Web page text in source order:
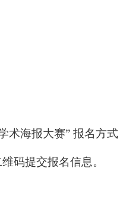
术海报大赛” 报名方
码提交报名信息。